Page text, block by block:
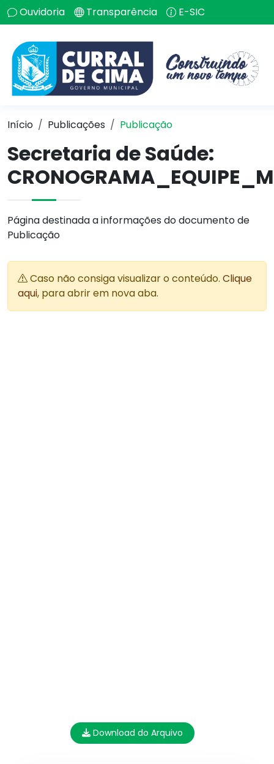
Ouvidoria Transparência E-SIC
Início Publicações Publicação
Secretaria de Saúde:
Página destinada a informações do documento de
Publicação
Caso não consiga visualizar o conteúdo. Clique
aqui, para abrir em nova aba.
Download do Arquivo